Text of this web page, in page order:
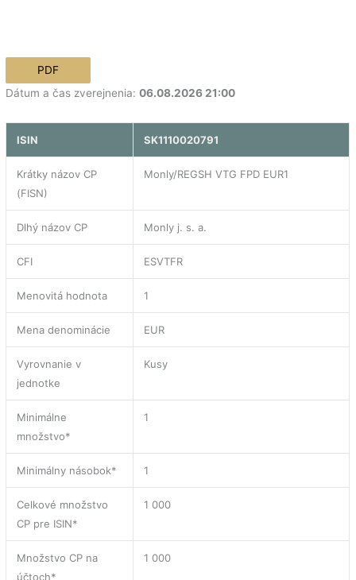
Dátum a čas zverejnenia:06.08.2026 21:00
ISIN SK1110020791
Krátky názov CP
(FISN)
Monly/REGSH VTG FPD EUR1
Dlhý názov CP Monly j. s. a.
CFI ESVTFR
Menovitá hodnota 1
Mena denominácie EUR
Vyrovnanie v
jednotke
Kusy
Minimálne
množstvo*
1
Minimálny násobok* 1
Celkové množstvo
CP pre ISIN*
1 000
Množstvo CP na
účtoch*
1 000